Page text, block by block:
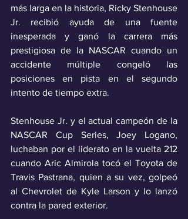
más larga en la historia, Ricky Stenhouse
Jr. recibió ayuda de una fuente
inesperada y ganó la carrera más
prestigiosa de la NASCAR cuando un
accidente múltiple congeló las
posiciones en pista en el segundo
intento de tiempo extra.
Stenhouse Jr. y el actual campeón de la
NASCAR Cup Series, Joey Logano,
luchaban por el liderato en la vuelta 212
cuando Aric Almirola tocó el Toyota de
Travis Pastrana, quien a su vez, golpeó
al Chevrolet de Kyle Larson y lo lanzó
contra la pared exterior.